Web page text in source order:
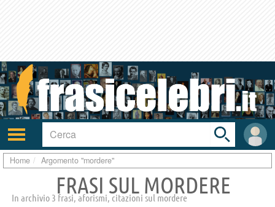
Attiva/disattiva
navigazione
User
area
Toggle
search
bar
Home Argomento "mordere"
FRASI SUL MORDERE
In archivio 3 frasi, aforismi, citazioni sul mordere